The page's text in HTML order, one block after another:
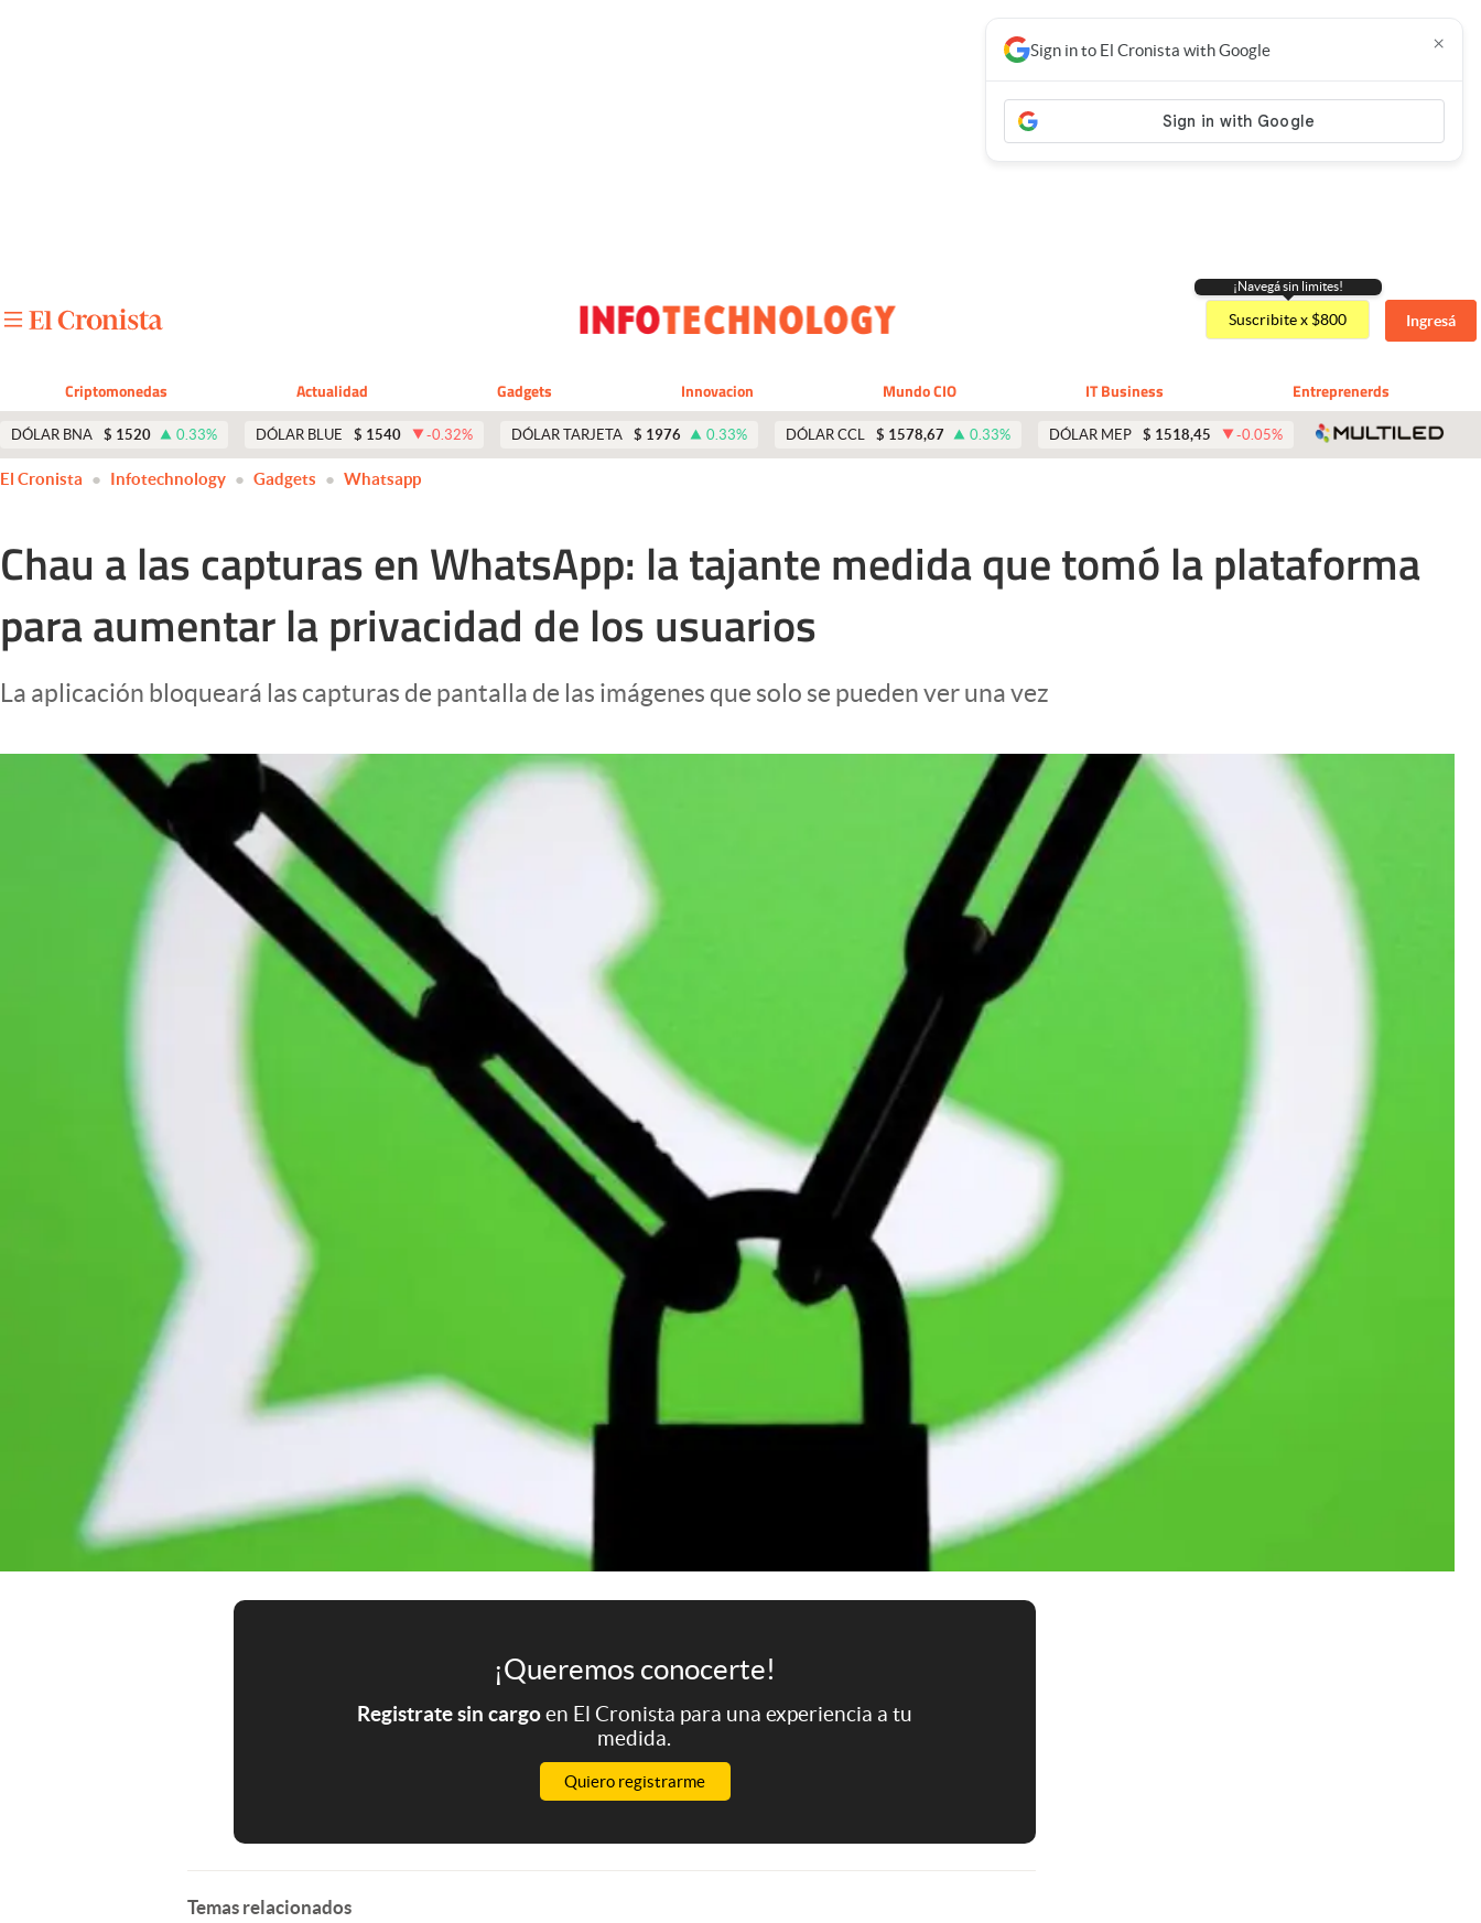
Apertura
Mundial 2026
Mediakit
abre en nueva pestaña
¡Navegá sin limites!
Suscribite x $800 Ingresá
Criptomonedas Actualidad Gadgets Innovacion Mundo CIO IT Business Entreprenerds
DÓLAR BNA $ 1520 0.33% DÓLAR BLUE $ 1540 -0.32% DÓLAR TARJETA $ 1976 0.33% DÓLAR CCL $ 1578,67 0.33% DÓLAR MEP $ 1518,45 -0.05%
Sign in to El Cronista with Google ×
El Cronista Infotechnology Gadgets Whatsapp
Chau a las capturas en WhatsApp: la tajante medida que tomó la plataforma
para aumentar la privacidad de los usuarios
La aplicación bloqueará las capturas de pantalla de las imágenes que solo se pueden ver una vez
¡Queremos conocerte!
Registrate sin cargoen El Cronista para una experiencia a tu
medida.
Quiero registrarme
Temas relacionados